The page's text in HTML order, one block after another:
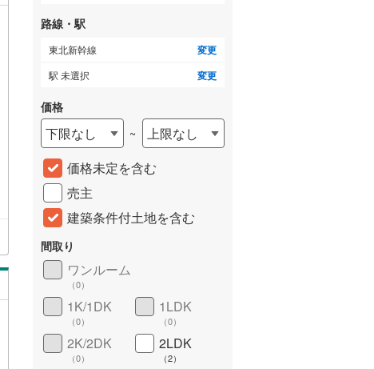
路線・駅
東北新幹線 変更
駅 未選択 変更
価格
下限なし ~
上限なし
価格未定を含む
売主
建築条件付土地を含む
間取り
ワンルーム
（0）
1K/1DK
（0）
1LDK
（0）
2K/2DK
（0）
2LDK
（2）